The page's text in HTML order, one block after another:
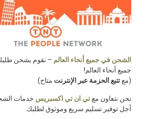
الشحن في جميع أنحاء العالم – نقوم بشحن
جميع أنحاء العالم!
(مع تتبع الحزمة عبر الإنترنت متاح)
نحن نتعاون مع تي ان تي اكسبريس خدمات
أجل توفير تسليم سريع وموثوق لطلبك